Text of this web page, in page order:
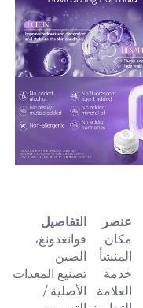
عنصر
التفاصيل
مكان
المنشأ
قوانغدونغ،
الصين
خدمة
العلامة
تصنيع المعدات
الأصلية /